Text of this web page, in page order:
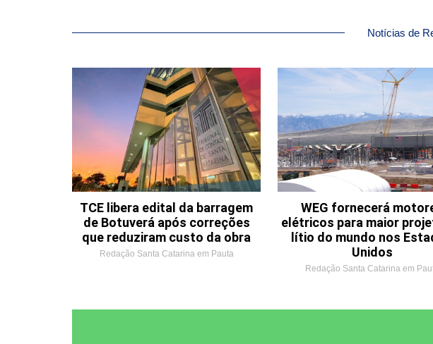
Notícias de
TCE libera edital da barragem
de Botuverá após correções
que reduziram custo da obra
Redação Santa Catarina em Pauta
WEG fornecerá
elétricos para maior
lítio do mundo nos
Unidos
Redação Santa Catarina em